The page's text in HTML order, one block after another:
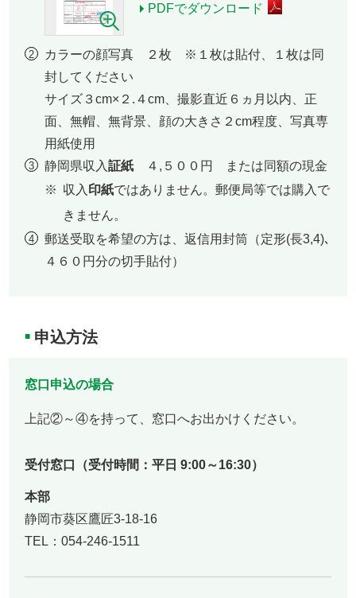
PDFでダウンロード
カラーの顔写真 ２枚 ※１枚は貼付、１枚は同
封してください
サイズ３cm×２.４cm、撮影直近６ヵ月以内、正
面、無帽、無背景、顔の大きさ２cm程度、写真専
用紙使用
静岡県収入証紙 ４,５００円 または同額の現金
収入 印紙ではありません。郵便局等では購入で
きません。
郵送受取を希望の方は、返信用封筒（定形(長3,4)､
４６０円分の切手貼付）
■ 申込方法
窓口申込の場合
上記②～④を持って、窓口へお出かけください。
受付窓口 （受付時間：平日 9:00～16:30）
本部
静岡市葵区鷹匠3-18-16
TEL：054-246-1511